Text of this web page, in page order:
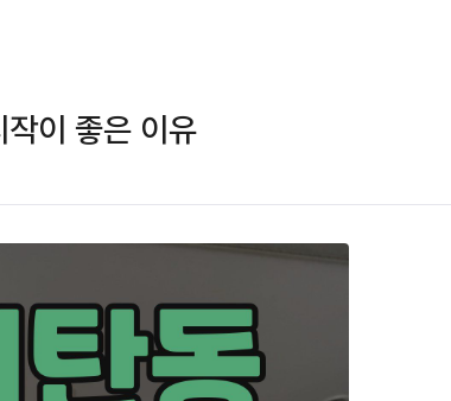
이 좋은 이유